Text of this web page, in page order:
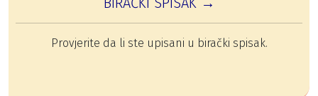
Provjerite da li ste upisani u birački spisak.